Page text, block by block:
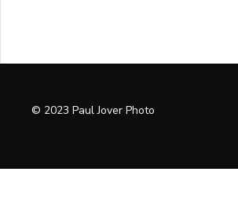
© 2023 Paul Jover Photo